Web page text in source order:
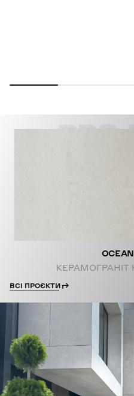
КЕРАМОГРАНІТ
ВСІ ПРОЄКТИ